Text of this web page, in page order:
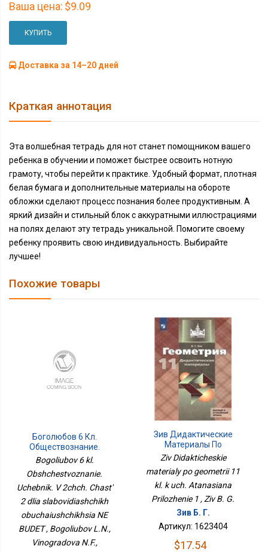
Ваша цена: $9.09
КУПИТЬ
Доставка за 14–20 дней
Краткая аннотация
Эта волшебная тетрадь для нот станет помощником вашего
ребенка в обучении и поможет быстрее освоить нотную
грамоту, чтобы перейти к практике. Удобный формат, плотная
белая бумага и дополнительные материалы на обороте
обложки сделают процесс познания более продуктивным. А
яркий дизайн и стильный блок с аккуратными иллюстрациями
на полях делают эту тетрадь уникальной. Помогите своему
ребенку проявить свою индивидуальность. Выбирайте
лучшее!
Похожие товары
Боголюбов 6 Кл.
Обществознание.
Учебник. В 2чч. Часть 2
Для Слабовидящих
Обучающихся НЕ БУДЕТ
Bogoliubov 6 kl.
Obshchestvoznanie.
Uchebnik. V 2chch. Chast'
2 dlia slabovidiashchikh
obuchaiushchikhsia NE
BUDET , Bogoliubov L.N.,
Vinogradova N.F.,
Зив Дидактические
Материалы По
Геометрии 11 Кл. К Уч.
1
Ziv Didakticheskie
materialy po geometrii 11
kl. k uch. Atanasiana
Prilozhenie 1 , Ziv B. G.
Зив Б. Г.
Артикул: 1623404
$17.54